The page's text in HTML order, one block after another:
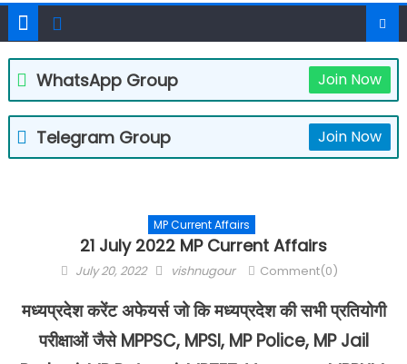
WhatsApp Group Join Now
Telegram Group Join Now
MP Current Affairs
21 July 2022 MP Current Affairs
Posted
July 20, 2022 Author
vishnugour Comment(0)
मध्यप्रदेश करेंट अफेयर्स जो कि मध्यप्रदेश की सभी प्रतियोगी
परीक्षाओं जैसे MPPSC, MPSI, MP Police, MP Jail